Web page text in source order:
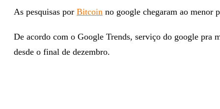
As pesquisas por Bitcoin no google chegaram ao menor
De acordo com o Google Trends, serviço do google pra
desde o final de dezembro.